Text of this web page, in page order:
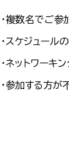
・複数名でご
・スケジュール
・ネットワーキ
・参加する方